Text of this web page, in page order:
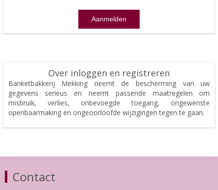
Over inloggen en registreren
Banketbakkerij Mekking neemt de bescherming van uw
gegevens serieus en neemt passende maatregelen om
misbruik, verlies, onbevoegde toegang, ongewenste
openbaarmaking en ongeoorloofde wijzigingen tegen te gaan.
Contact